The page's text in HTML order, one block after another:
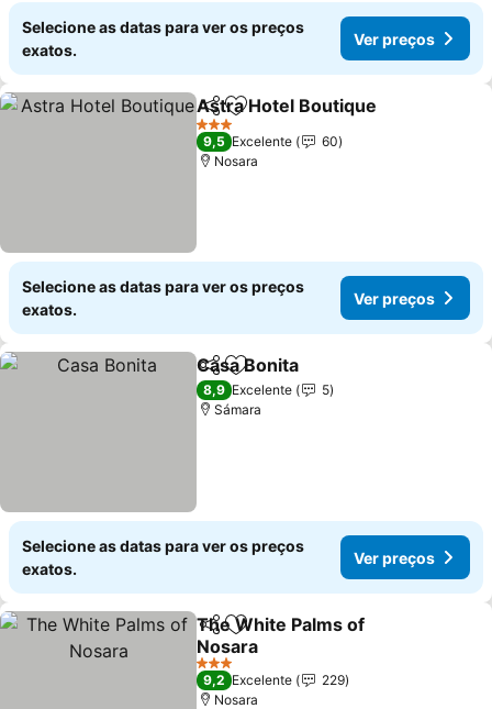
Selecione as datas para ver os preços
exatos.
Ver preços
PartilharAdicionar aos favoritos
Astra Hotel Boutique
3 Estrelas
9,5 Excelente
60
Nosara
Selecione as datas para ver os preços
exatos.
Ver preços
PartilharAdicionar aos favoritos
Casa Bonita
8,9 Excelente
5
Sámara
Selecione as datas para ver os preços
exatos.
Ver preços
PartilharAdicionar aos favoritos
The White Palms of
Nosara
Ver preços
3 Estrelas
9,2 Excelente
229
Nosara